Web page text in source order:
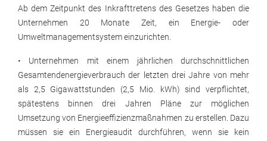
Ab dem Zeitpunkt des Inkrafttretens des Gesetzes haben die
Unternehmen 20 Monate Zeit, ein Energie- oder
Umweltmanagementsystem einzurichten.
• Unternehmen mit einem jährlichen durchschnittlichen
Gesamtendenergieverbrauch der letzten drei Jahre von mehr
als 2,5 Gigawattstunden (2,5 Mio. kWh) sind verpflichtet,
spätestens binnen drei Jahren Pläne zur möglichen
Umsetzung von Energieeffizienzmaßnahmen zu erstellen. Dazu
müssen sie ein Energieaudit durchführen, wenn sie kein